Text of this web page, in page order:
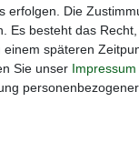
erfolgen. Die
Es besteht das
einem späteren
Sie unser Impressum